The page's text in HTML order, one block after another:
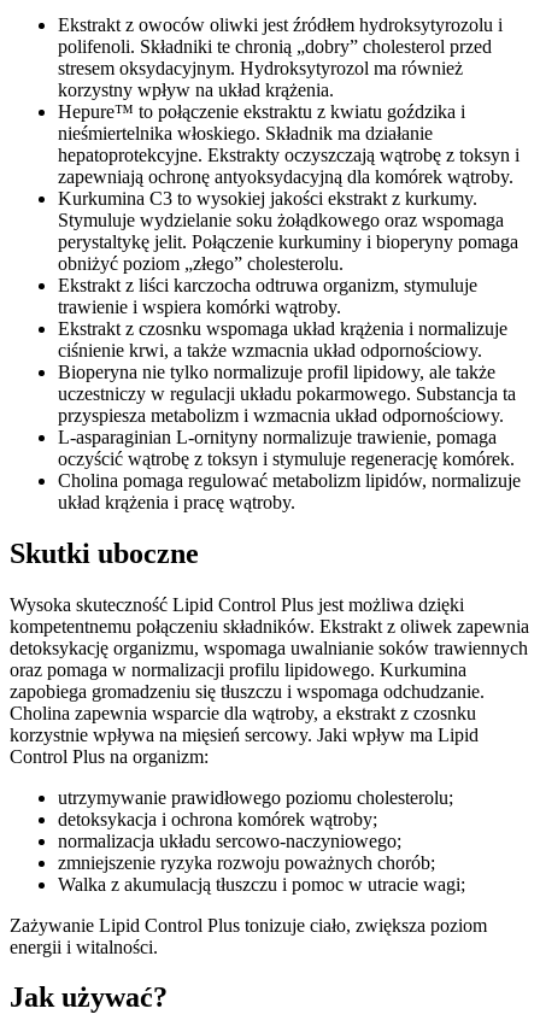
Ekstrakt z owoców oliwki jest źródłem hydroksytyrozolu i
polifenoli. Składniki te chronią „dobry” cholesterol przed
stresem oksydacyjnym. Hydroksytyrozol ma również
korzystny wpływ na układ krążenia.
Hepure™ to połączenie ekstraktu z kwiatu goździka i
nieśmiertelnika włoskiego. Składnik ma działanie
hepatoprotekcyjne. Ekstrakty oczyszczają wątrobę z toksyn i
zapewniają ochronę antyoksydacyjną dla komórek wątroby.
Kurkumina C3 to wysokiej jakości ekstrakt z kurkumy.
Stymuluje wydzielanie soku żołądkowego oraz wspomaga
perystaltykę jelit. Połączenie kurkuminy i bioperyny pomaga
obniżyć poziom „złego” cholesterolu.
Ekstrakt z liści karczocha odtruwa organizm, stymuluje
trawienie i wspiera komórki wątroby.
Ekstrakt z czosnku wspomaga układ krążenia i normalizuje
ciśnienie krwi, a także wzmacnia układ odpornościowy.
Bioperyna nie tylko normalizuje profil lipidowy, ale także
uczestniczy w regulacji układu pokarmowego. Substancja ta
przyspiesza metabolizm i wzmacnia układ odpornościowy.
L-asparaginian L-ornityny normalizuje trawienie, pomaga
oczyścić wątrobę z toksyn i stymuluje regenerację komórek.
Cholina pomaga regulować metabolizm lipidów, normalizuje
układ krążenia i pracę wątroby.
Skutki uboczne
Wysoka skuteczność Lipid Control Plus jest możliwa dzięki
kompetentnemu połączeniu składników. Ekstrakt z oliwek zapewnia
detoksykację organizmu, wspomaga uwalnianie soków trawiennych
oraz pomaga w normalizacji profilu lipidowego. Kurkumina
zapobiega gromadzeniu się tłuszczu i wspomaga odchudzanie.
Cholina zapewnia wsparcie dla wątroby, a ekstrakt z czosnku
korzystnie wpływa na mięsień sercowy. Jaki wpływ ma Lipid
Control Plus na organizm:
utrzymywanie prawidłowego poziomu cholesterolu;
detoksykacja i ochrona komórek wątroby;
normalizacja układu sercowo-naczyniowego;
zmniejszenie ryzyka rozwoju poważnych chorób;
Walka z akumulacją tłuszczu i pomoc w utracie wagi;
Zażywanie Lipid Control Plus tonizuje ciało, zwiększa poziom
energii i witalności.
Jak używać?